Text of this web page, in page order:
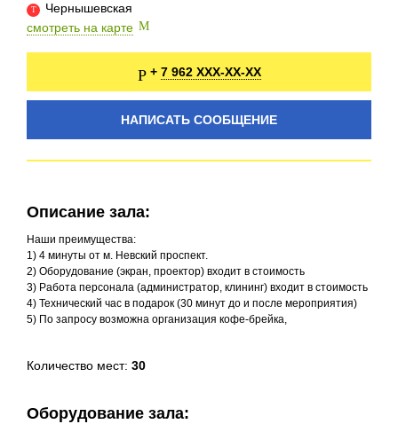
Чернышевская
смотреть на карте
+ 7 962 XXX-XX-XX
НАПИСАТЬ СООБЩЕНИЕ
Описание зала:
Наши преимущества:
1) 4 минуты от м. Невский проспект.
2) Оборудование (экран, проектор) входит в стоимость
3) Работа персонала (администратор, клининг) входит в стоимость
4) Технический час в подарок (30 минут до и после мероприятия)
5) По запросу возможна организация кофе-брейка,
Количество мест: 30
Оборудование зала: